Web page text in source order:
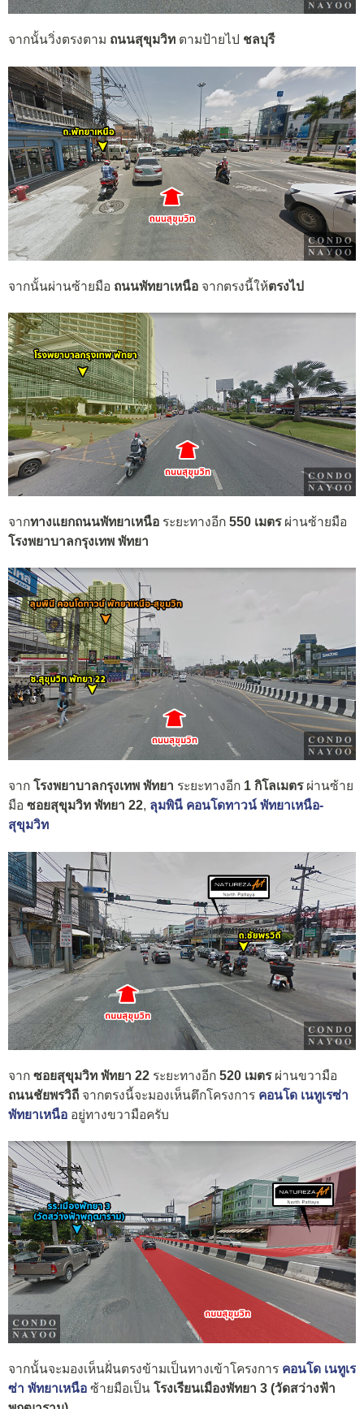
จากนั้นวิ่งตรงตาม ถนนสุขุมวิท ตามป้ายไป ชลบุรี
จากนั้นผ่านซ้ายมือ ถนนพัทยาเหนือ จากตรงนี้ให้ตรงไป
จากทางแยกถนนพัทยาเหนือ ระยะทางอีก 550 เมตรผ่านซ้ายมือ
โรงพยาบาลกรุงเทพ พัทยา
จาก โรงพยาบาลกรุงเทพ พัทยา ระยะทางอีก 1 กิโลเมตรผ่านซ้าย
มือ ซอยสุขุมวิท พัทยา 22, ลุมพินี คอนโดทาวน์ พัทยาเหนือ-
สุขุมวิท
จาก ซอยสุขุมวิท พัทยา 22 ระยะทางอีก 520 เมตรผ่านขวามือ
ถนนชัยพรวิถี จากตรงนี้จะมองเห็นตึกโครงการ คอนโด เนทูเรซ่า
พัทยาเหนือ อยู่ทางขวามือครับ
จากนั้นจะมองเห็นฝั่นตรงข้ามเป็นทางเข้าโครงการ คอนโด เนทูเร
ซ่า พัทยาเหนือ ซ้ายมือเป็น โรงเรียนเมืองพัทยา 3 (วัดสว่างฟ้า